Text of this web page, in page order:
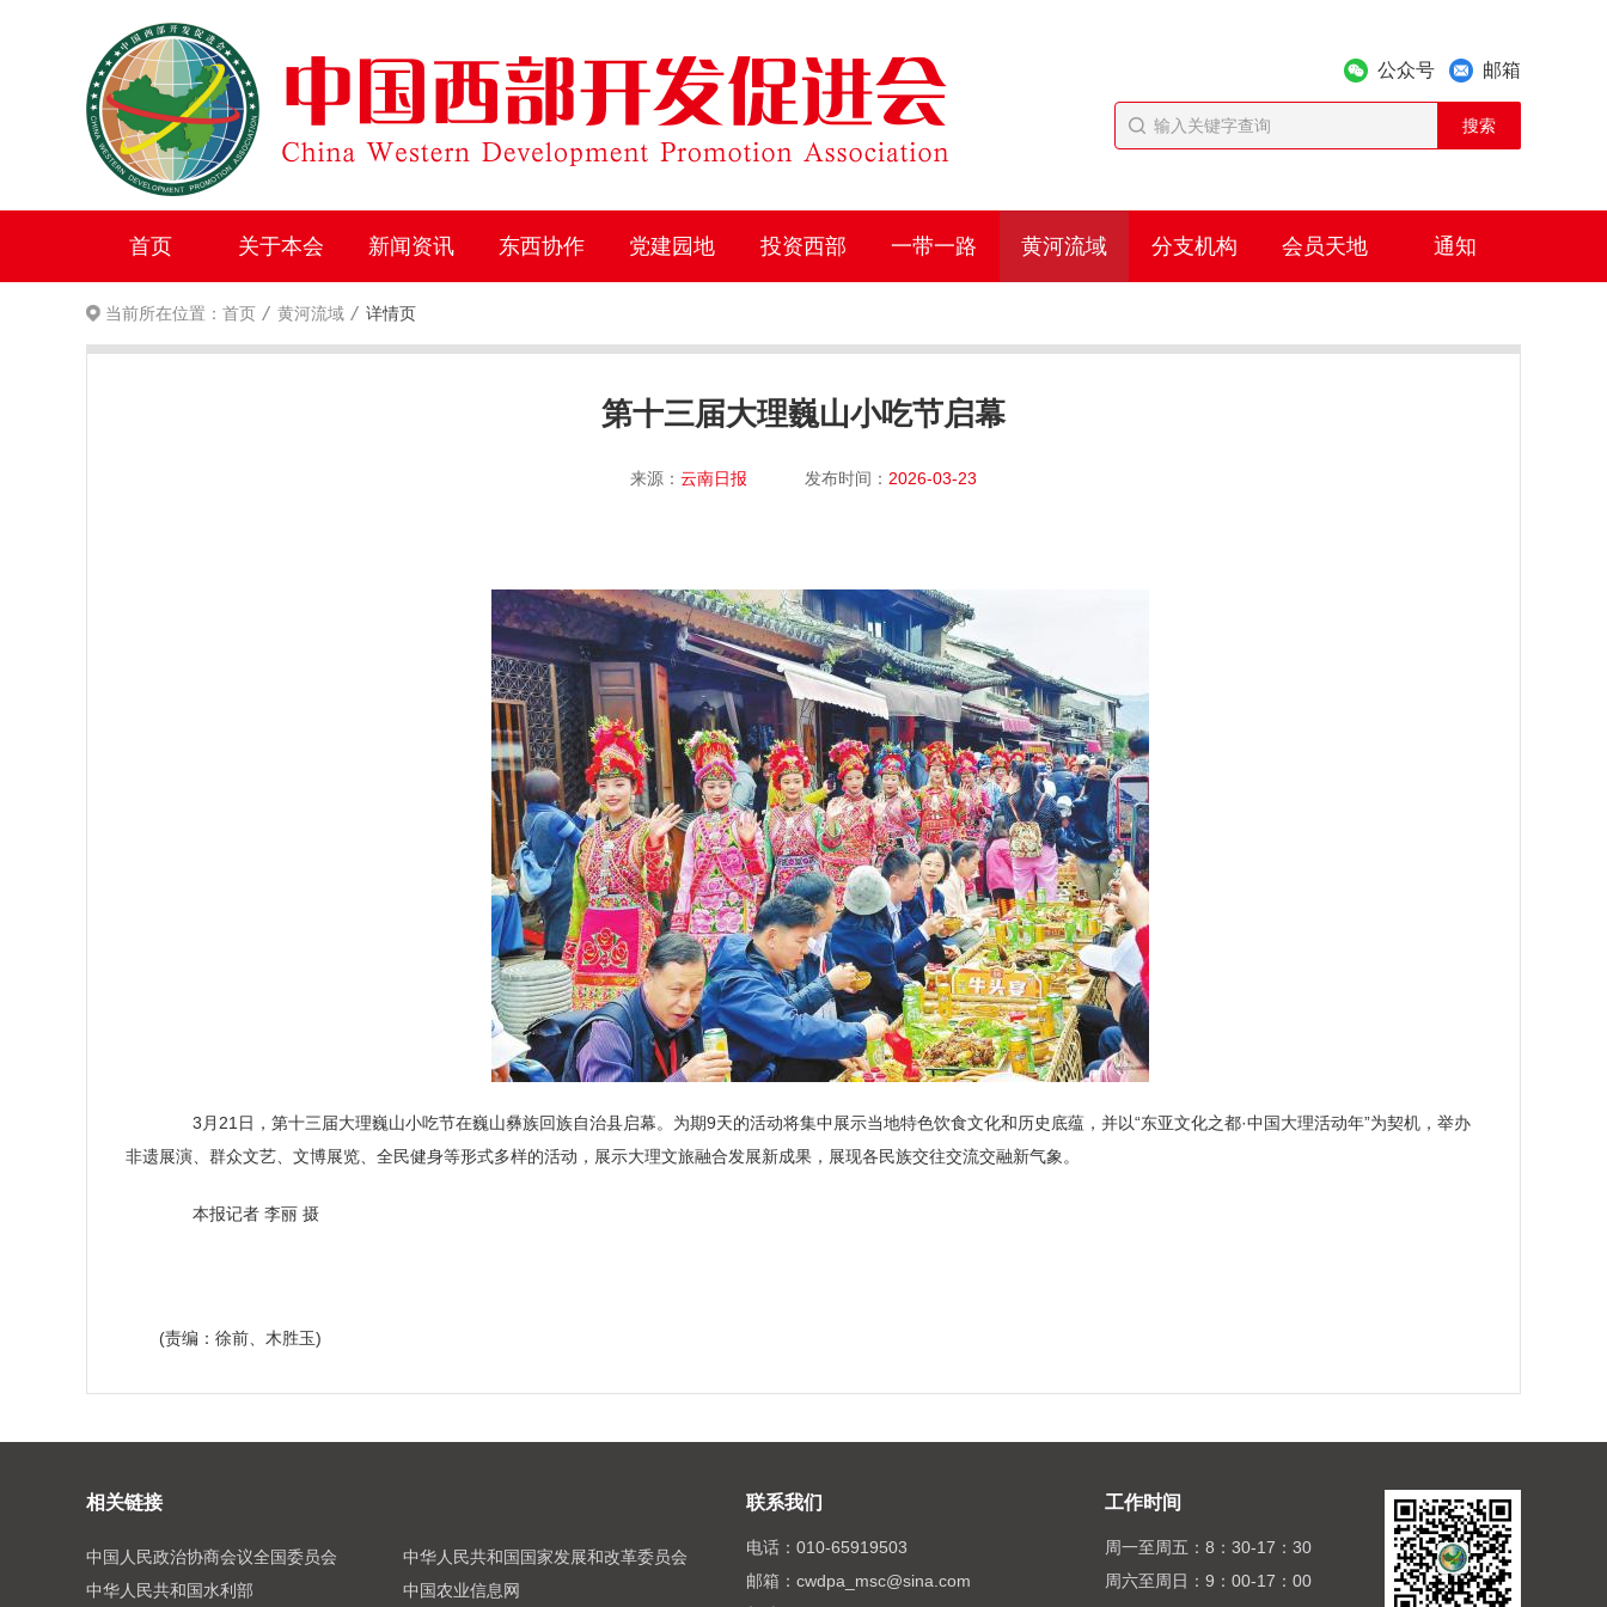
公众号 邮箱
首页 关于本会 新闻资讯 东西协作 党建园地 投资西部 一带一路 黄河流域 分支机构 会员天地 通知
当前所在位置： 首页 / 黄河流域 / 详情页
第十三届大理巍山小吃节启幕
来源： 云南日报 发布时间： 2026-03-23
3月21日，第十三届大理巍山小吃节在巍山彝族回族自治县启幕。为期9天的活动将集中展示当地特色饮食文化和历史底蕴，并以“东亚文化之都·中国大理活动年”为契机，举办
非遗展演、群众文艺、文博展览、全民健身等形式多样的活动，展示大理文旅融合发展新成果，展现各民族交往交流交融新气象。
本报记者 李丽 摄
(责编：徐前、木胜玉)
相关链接
中国人民政治协商会议全国委员会
中华人民共和国国家发展和改革委员会
中华人民共和国水利部
中国农业信息网
联系我们
电话： 010-65919503
邮箱： cwdpa_msc@sina.com
工作时间
周一至周五：8：30-17：30
周六至周日：9：00-17：00